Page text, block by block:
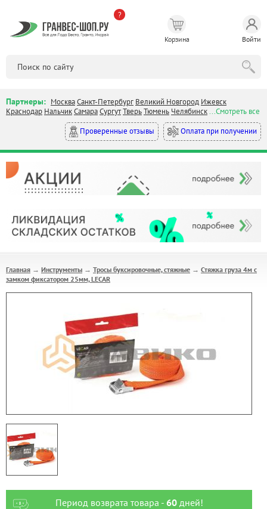
?
Корзина Войти
Партнеры: МоскваСанкт-Петербург Великий Новгород Ижевск
Краснодар НальчикСамараСургутТверьТюмень Челябинск...Смотреть все
Проверенные отзывы
Оплата при получении
Главная → Инструменты → Тросы буксировочные, стяжные → Стяжка груза 4м с
замком фиксатором 25мм, LECAR
Период возврата товара - 60дней!